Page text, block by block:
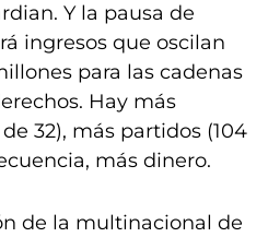
Y la pausa de
ingresos que oscilan
para las cadenas
Hay más
32), más partidos (104
más dinero.
de la multinacional de